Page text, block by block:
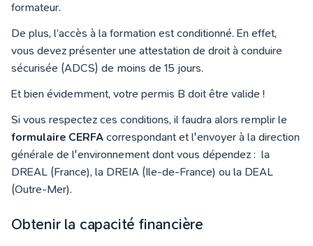
formateur.
De plus, l’accès à la formation est conditionné. En effet,
vous devez présenter une attestation de droit à conduire
sécurisée (ADCS) de moins de 15 jours.
Et bien évidemment, votre permis B doit être valide !
Si vous respectez ces conditions, il faudra alors remplir le
formulaire CERFA correspondant et l'envoyer à la direction
générale de l'environnement dont vous dépendez : la
DREAL (France), la DREIA (Ile-de-France) ou la DEAL
(Outre-Mer).
Obtenir la capacité financière